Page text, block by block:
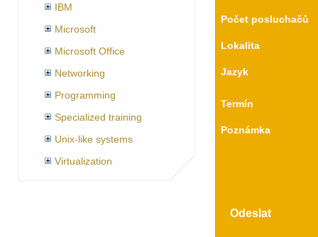
IBM
Microsoft
Microsoft Office
Networking
Programming
Specialized training
Unix-like systems
Virtualization
Počet posluchačů
Lokalita
Jazyk
Termín
Poznámka